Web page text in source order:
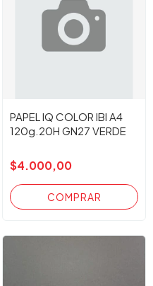
PAPEL IQ COLOR IBI A4
120g.20H GN27 VERDE
$4.000,00